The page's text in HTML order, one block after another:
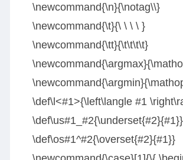
\newcommand{\n}{\notag\\}
\newcommand{\t}{\ \ \ \ }
\newcommand{\tt}{\t\t\t\t}
\def\l<#1>{\left\langle #1
\def\us#1_#2{\underset{#2}{#1}}
\def\os#1^#2{\overset{#2}{#1}}